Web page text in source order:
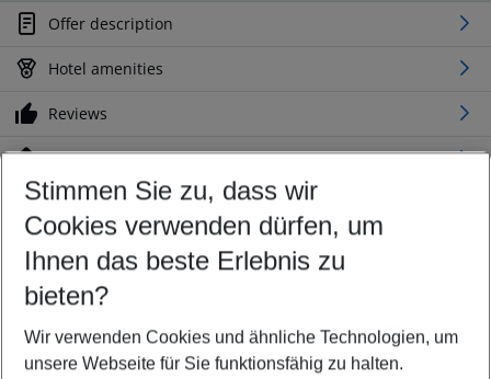
Offer description
Hotel amenities
Reviews
Location
Customize your offer
Find the perfect deal which suits your best
Your departure airport
Any airport
Select your date range
09/08/26–07/08/27 5-8 nights
Stimmen Sie zu, dass wir
Cookies verwenden dürfen, um
Ihnen das beste Erlebnis zu
bieten?
Wir verwenden Cookies und ähnliche Technologien, um
unsere Webseite für Sie funktionsfähig zu halten.